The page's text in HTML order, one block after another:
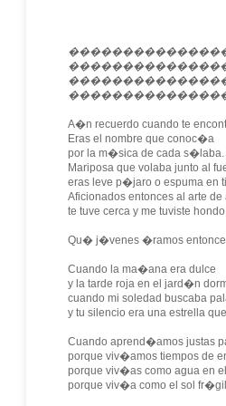
A�n recuerdo cuando te
Eras el nombre que conoc�a
por la m�sica de cada s�laba.
Mariposa que volaba junto al
eras leve p�jaro o espuma en
Aficionados entonces al arte de
te tuve cerca y me tuviste
Qu� j�venes �ramos
Cuando la ma�ana era dulce
y la tarde roja en el jard�n
cuando mi soledad buscaba
y tu silencio era una estrella
Cuando aprend�amos justas
porque viv�amos tiempos de
porque viv�as como agua en
porque viv�a como el sol